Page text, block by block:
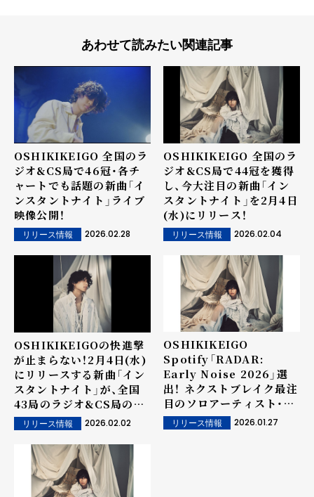
あわせて読みたい関連記事
OSHIKIKEIGO 全国のラ
ジオ&CS局で46冠・各チ
ャートでも話題の新曲「イ
ンスタントナイト」ライブ
映像公開！
リリース情報 2026.02.28
OSHIKIKEIGO 全国のラ
ジオ&CS局で44冠を獲得
し、今大注目の新曲「イン
スタントナイト」を2月4日
(水)にリリース！
リリース情報 2026.02.04
OSHIKIKEIGOの快進撃
が止まらない！2月4日(水)
にリリースする新曲「イン
スタントナイト」が、全国
43局のラジオ&CS局のパ
ワープレイに決定！
リリース情報 2026.02.02
OSHIKIKEIGO
Spotify「RADAR:
Early Noise 2026」選
出！ ネクストブレイク最注
目のソロアーティスト・
OSHIKIKEIGO 2月4日
(水)に新曲「インスタント
リリース情報 2026.01.27